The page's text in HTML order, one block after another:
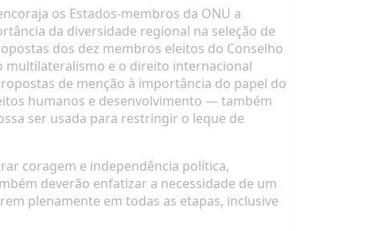
os Estados-membros da ONU a
da diversidade regional na seleção de
dos dez membros eleitos do Conselho
multilateralismo e o direito internacional
de menção à importância do papel do
humanos e desenvolvimento — também
ser usada para restringir o leque de
coragem e independência política,
deverão enfatizar a necessidade de um
plenamente em todas as etapas, inclusive